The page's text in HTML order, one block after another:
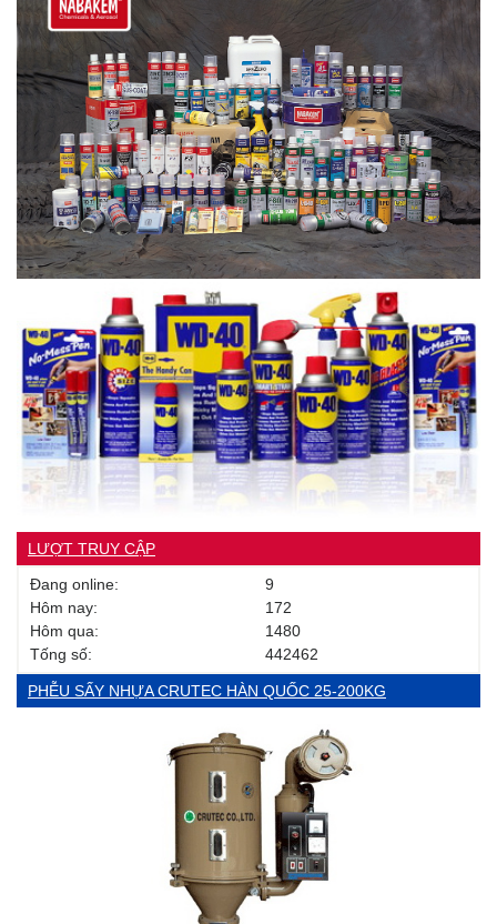
LƯỢT TRUY CẬP
Đang online:
9
Hôm nay:
172
Hôm qua:
1480
Tống số:
442462
PHỄU SẤY NHỰA CRUTEC HÀN QUỐC 25-200KG